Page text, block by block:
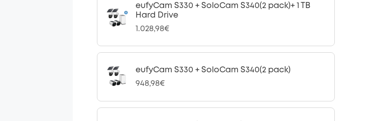
eufyCam S330 + SoloCam S340(2 pack)+ 1 TB
Hard Drive
1.028,98€
eufyCam S330 + SoloCam S340(2 pack)
948,98€